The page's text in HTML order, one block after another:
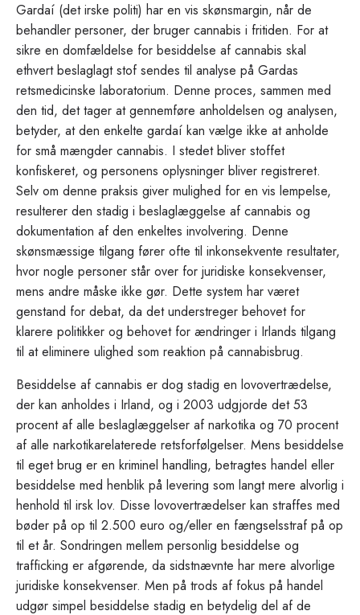
Gardaí (det irske politi) har en vis skønsmargin, når de
behandler personer, der bruger cannabis i fritiden. For at
sikre en domfældelse for besiddelse af cannabis skal
ethvert beslaglagt stof sendes til analyse på Gardas
retsmedicinske laboratorium. Denne proces, sammen med
den tid, det tager at gennemføre anholdelsen og analysen,
betyder, at den enkelte gardaí kan vælge ikke at anholde
for små mængder cannabis. I stedet bliver stoffet
konfiskeret, og personens oplysninger bliver registreret.
Selv om denne praksis giver mulighed for en vis lempelse,
resulterer den stadig i beslaglæggelse af cannabis og
dokumentation af den enkeltes involvering. Denne
skønsmæssige tilgang fører ofte til inkonsekvente resultater,
hvor nogle personer står over for juridiske konsekvenser,
mens andre måske ikke gør. Dette system har været
genstand for debat, da det understreger behovet for
klarere politikker og behovet for ændringer i Irlands tilgang
til at eliminere ulighed som reaktion på cannabisbrug.
Besiddelse af cannabis er dog stadig en lovovertrædelse,
der kan anholdes i Irland, og i 2003 udgjorde det 53
procent af alle beslaglæggelser af narkotika og 70 procent
af alle narkotikarelaterede retsforfølgelser. Mens besiddelse
til eget brug er en kriminel handling, betragtes handel eller
besiddelse med henblik på levering som langt mere alvorlig i
henhold til irsk lov. Disse lovovertrædelser kan straffes med
bøder på op til 2.500 euro og/eller en fængselsstraf på op
til et år. Sondringen mellem personlig besiddelse og
trafficking er afgørende, da sidstnævnte har mere alvorlige
juridiske konsekvenser. Men på trods af fokus på handel
udgør simpel besiddelse stadig en betydelig del af de